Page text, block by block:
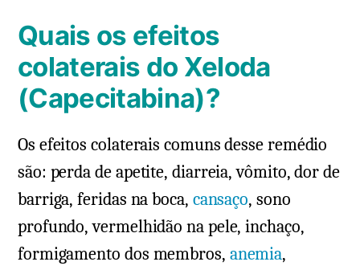
Quais os efeitos
colaterais do Xeloda
(Capecitabina)?
Os efeitos colaterais comuns desse remédio
são: perda de apetite, diarreia, vômito, dor de
barriga, feridas na boca, cansaço, sono
profundo, vermelhidão na pele, inchaço,
formigamento dos membros, anemia,